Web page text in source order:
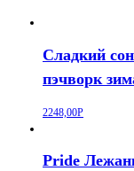
Сладкий
пэчворк
2248,00Р
Pride